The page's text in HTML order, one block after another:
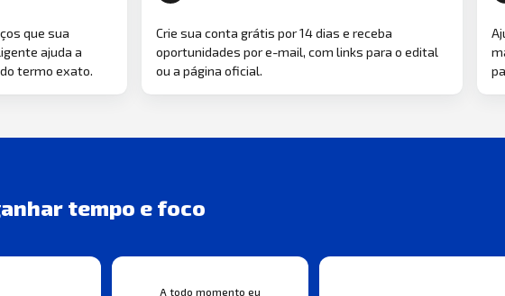
que sua
ajuda a
termo exato.
Crie sua conta grátis por 14 dias e receba
oportunidades por e-mail, com links para o edital
ou a página oficial.
tempo e foco
A todo momento eu